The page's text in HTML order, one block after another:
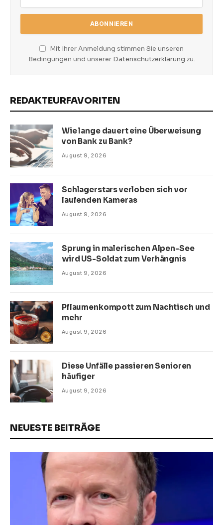
Mit Ihrer Anmeldung stimmen Sie unseren
Bedingungen und unserer Datenschutzerklärung zu.
REDAKTEURFAVORITEN
Wie lange dauert eine Überweisung
von Bank zu Bank?
August 9, 2026
Schlagerstars verloben sich vor
laufenden Kameras
August 9, 2026
Sprung in malerischen Alpen-See
wird US-Soldat zum Verhängnis
August 9, 2026
Pflaumenkompott zum Nachtisch und
mehr
August 9, 2026
Diese Unfälle passieren Senioren
häufiger
August 9, 2026
NEUESTE BEITRÄGE